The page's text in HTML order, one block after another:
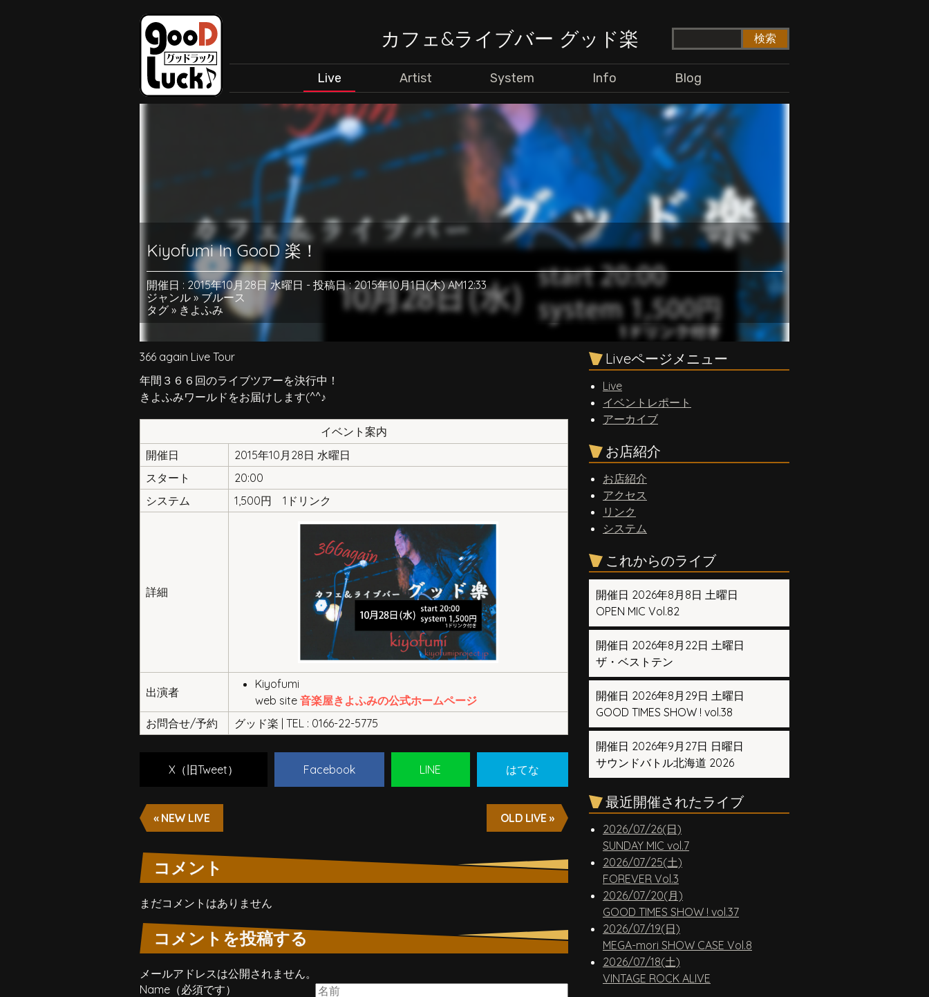
カフェ&ライブバー グッド楽
Live Artist System Info Blog
Kiyofumi In GooD 楽！
開催日 : 2015年10月28日 水曜日 - 投稿日 : 2015年10月1日(木) AM12:33
ジャンル »ブルース
タグ » きよふみ
366 again Live Tour
年間３６６回のライブツアーを決行中！
きよふみワールドをお届けします(^^♪
イベント案内
開催日
2015年10月28日 水曜日
スタート
20:00
システム
1,500円 1ドリンク
詳細
出演者
Kiyofumi
web site 音楽屋きよふみの公式ホームページ
お問合せ/予約
グッド楽 | TEL : 0166-22-5775
X（旧Tweet） Facebook LINE はてな
« NEW LIVE OLD LIVE »
コメント
まだコメントはありません
コメントを投稿する
メールアドレスは公開されません。
Name（必須です）
Liveページメニュー
Live
イベントレポート
アーカイブ
お店紹介
お店紹介
アクセス
リンク
システム
これからのライブ
開催日 2026年8月8日 土曜日
OPEN MIC Vol.82
開催日 2026年8月22日 土曜日
ザ・ベストテン
開催日 2026年8月29日 土曜日
GOOD TIMES SHOW ! vol.38
開催日 2026年9月27日 日曜日
サウンドバトル北海道 2026
最近開催されたライブ
2026/07/26(日)
SUNDAY MIC vol.7
2026/07/25(土)
FOREVER Vol.3
2026/07/20(月)
GOOD TIMES SHOW ! vol.37
2026/07/19(日)
MEGA-mori SHOW CASE Vol.8
2026/07/18(土)
VINTAGE ROCK ALIVE